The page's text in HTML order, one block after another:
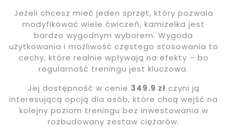
Jeżeli chcesz mieć jeden sprzęt, który pozwala
modyfikować wiele ćwiczeń, kamizelka jest
bardzo wygodnym wyborem. Wygoda
użytkowania i możliwość częstego stosowania to
cechy, które realnie wpływają na efekty – bo
regularność treningu jest kluczowa.
Jej dostępność w cenie 349.9 zł czyni ją
interesującą opcją dla osób, które chcą wejść na
kolejny poziom treningu bez inwestowania w
rozbudowany zestaw ciężarów.